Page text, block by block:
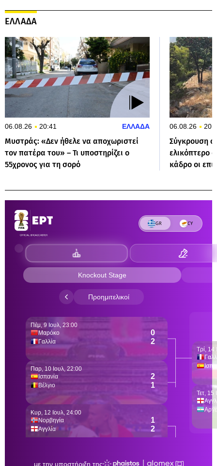
ΕΛΛΑΔΑ
06.08.26 20:41 ΕΛΛΑΔΑ
Μυστράς: «Δεν ήθελε να αποχωριστεί
τον πατέρα του» – Τι υποστηρίζει ο
55χρονος για τη σορό
06.08.26
Σύγκρουση
ελικόπτερο
κάδρο οι